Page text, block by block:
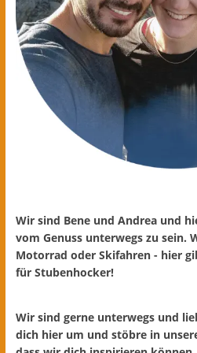
Wir sind Bene und Andrea und
vom Genuss unterwegs zu sein.
Motorrad oder Skifahren - hier
für Stubenhocker!
Wir sind gerne unterwegs und
dich hier um und stöbre in